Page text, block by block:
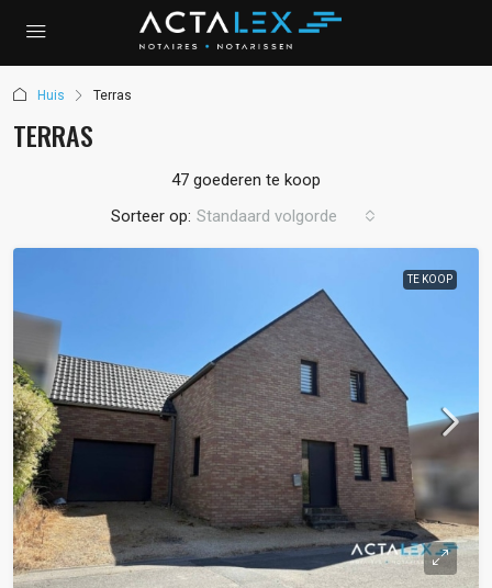
Huis Terras
TERRAS
47 goederen te koop
Sorteer op: Standaard volgorde
TE KOOP